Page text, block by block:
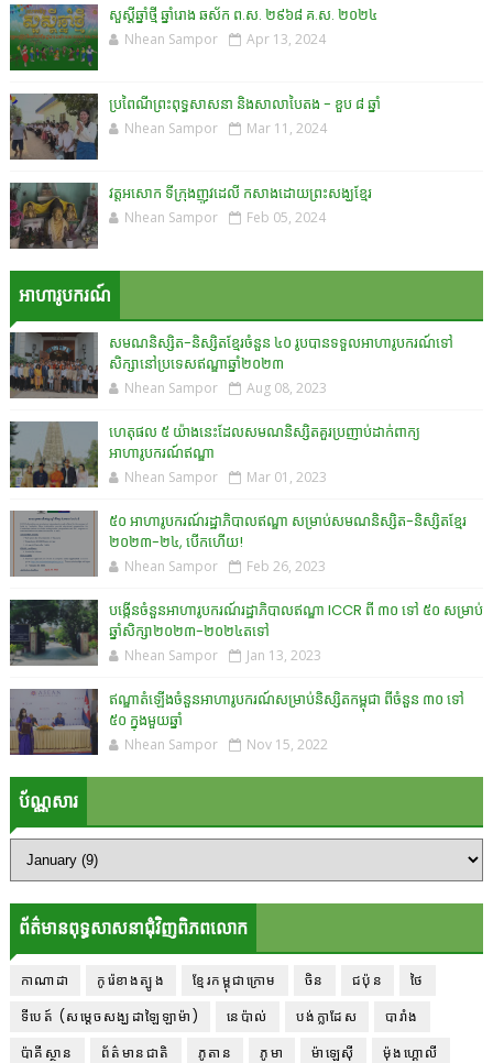
សួស្តីឆ្នាំថ្មី ឆ្នាំរោង ឆស័ក ព.ស. ២៩៦៨ គ.ស. ២០២៤
Nhean Sampor Apr 13, 2024
ប្រពៃណីព្រះពុទ្ធសាសនា និងសាលាបៃតង - ខួប ៨ ឆ្នាំ
Nhean Sampor Mar 11, 2024
វត្តអសោក ទីក្រុងញូវដេលី កសាងដោយព្រះសង្ឃខ្មែរ
Nhean Sampor Feb 05, 2024
អាហារូបករណ៍
សមណនិស្សិត-និស្សិតខ្មែរចំនួន ៤០ រូបបានទទួលអាហារូបករណ៍ទៅ
សិក្សានៅប្រទេសឥណ្ឌាឆ្នាំ២០២៣
Nhean Sampor Aug 08, 2023
ហេតុផល ៥ យ៉ាងនេះដែលសមណនិស្សិតគួរប្រញាប់ដាក់ពាក្យ
អាហារូបករណ៍ឥណ្ឌា
Nhean Sampor Mar 01, 2023
៥០ អាហារូបករណ៍រដ្ឋាភិបាលឥណ្ឌា សម្រាប់សមណនិស្សិត-និស្សិតខ្មែរ
២០២៣-២៤, បើកហើយ!
Nhean Sampor Feb 26, 2023
បង្កើនចំនួនអាហារូបករណ៍រដ្ឋាភិបាលឥណ្ឌា ICCR ពី ៣០ ទៅ ៥០ សម្រាប់
ឆ្នាំសិក្សា២០២៣-២០២៤តទៅ
Nhean Sampor Jan 13, 2023
ឥណ្ឌាតំឡើងចំនួនអាហារូបករណ៍សម្រាប់និស្សិតកម្ពុជា ពីចំនួន ៣០ ទៅ
៥០ ក្នុងមួយឆ្នាំ
Nhean Sampor Nov 15, 2022
ប័ណ្ណសារ
ព័ត៌មានពុទ្ធសាសនាជុំវិញពិភពលោក
កាណាដា កូរ៉េខាងត្បូង ខ្មែរកម្ពុជាក្រោម ចិន ជប៉ុន
ថៃ
ទីបេត៍ (សម្ដេចសង្ឃដាឡៃឡាម៉ា)
នេប៉ាល់ បង់ក្លាដែស
បារាំង
ប៉ាគីស្ថាន
ព័ត៌មានជាតិ ភូតាន ភូមា ម៉ាឡេស៊ី
ម៉ុងហ្គោលី